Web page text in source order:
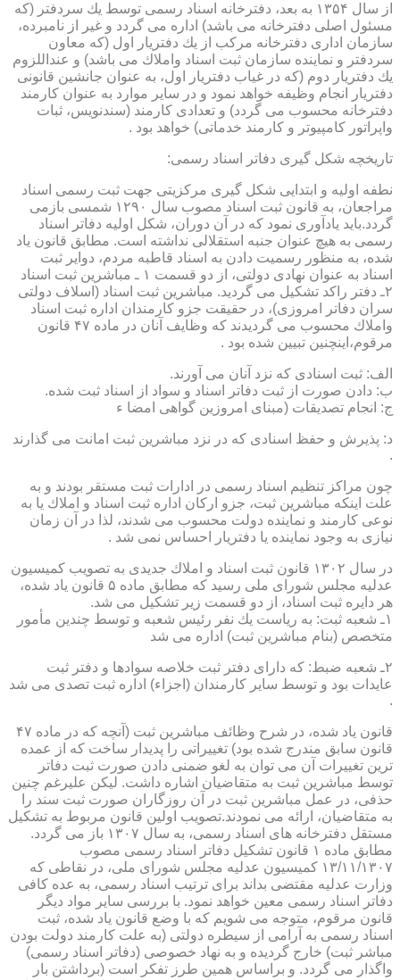
از سال ۱۳۵۴ به بعد، دفترخانه اسناد رسمی توسط یك سردفتر (كه
مسئول اصلی دفترخانه می باشد) اداره می گردد و غیر از نامبرده،
سازمان اداری دفترخانه مركب از یك دفتریار اول (كه معاون
سردفتر و نماینده سازمان ثبت اسناد واملاك می باشد) و عنداللزوم
یك دفتریار دوم (كه در غیاب دفتریار اول، به عنوان جانشین قانونی
دفتریار انجام وظیفه خواهد نمود و در سایر موارد به عنوان كارمند
دفترخانه محسوب می گردد) و تعدادی كارمند (سندنویس، ثبات
واپراتور كامپیوتر و كارمند خدماتی) خواهد بود .
تاریخچه شكل گیری دفاتر اسناد رسمی:
نطفه اولیه و ابتدایی شكل گیری مركزیتی جهت ثبت رسمی اسناد
مراجعان، به قانون ثبت اسناد مصوب سال ۱۲۹۰ شمسی بازمی
گردد.باید یادآوری نمود كه در آن دوران، شكل اولیه دفاتر اسناد
رسمی به هیچ عنوان جنبه استقلالی نداشته است. مطابق قانون یاد
شده، به منظور رسمیت دادن به اسناد قاطبه مردم، دوایر ثبت
اسناد به عنوان نهادی دولتی، از دو قسمت ۱ ـ مباشرین ثبت اسناد
۲ـ دفتر راكد تشكیل می گردید. مباشرین ثبت اسناد (اسلاف دولتی
سران دفاتر امروزی)، در حقیقت جزو كارمندان اداره ثبت اسناد
واملاك محسوب می گردیدند كه وظایف آنان در ماده ۴۷ قانون
مرقوم،اینچنین تبیین شده بود .
الف: ثبت اسنادی كه نزد آنان می آورند.
ب: دادن صورت از ثبت دفاتر اسناد و سواد از اسناد ثبت شده.
ج: انجام تصدیقات (مبنای امروزین گواهی امضا ء
د: پذیرش و حفظ اسنادی كه در نزد مباشرین ثبت امانت می گذارند
.
چون مراكز تنظیم اسناد رسمی در ادارات ثبت مستقر بودند و به
علت اینكه مباشرین ثبت، جزو اركان اداره ثبت اسناد و املاك یا به
نوعی كارمند و نماینده دولت محسوب می شدند، لذا در آن زمان
نیازی به وجود نماینده یا دفتریار احساس نمی شد .
در سال ۱۳۰۲ قانون ثبت اسناد و املاك جدیدی به تصویب كمیسیون
عدلیه مجلس شورای ملی رسید كه مطابق ماده ۵ قانون یاد شده،
هر دایره ثبت اسناد، از دو قسمت زیر تشكیل می شد.
۱ـ شعبه ثبت: به ریاست یك نفر رئیس شعبه و توسط چندین مأمور
متخصص (بنام مباشرین ثبت) اداره می شد
۲ـ شعبه ضبط: كه دارای دفتر ثبت خلاصه سوادها و دفتر ثبت
عایدات بود و توسط سایر كارمندان (اجزاء) اداره ثبت تصدی می شد
.
قانون یاد شده، در شرح وظائف مباشرین ثبت (آنچه كه در ماده ۴۷
قانون سابق مندرج شده بود) تغییراتی را پدیدار ساخت كه از عمده
ترین تغییرات آن می توان به لغو ضمنی دادن صورت ثبت دفاتر
توسط مباشرین ثبت به متقاضیان اشاره داشت. لیكن علیرغم چنین
حذفی، در عمل مباشرین ثبت در آن روزگاران صورت ثبت سند را
به متقاضیان، ارائه می نمودند.تصویب اولین قانون مربوط به تشكیل
مستقل دفترخانه های اسناد رسمی، به سال ۱۳۰۷ باز می گردد.
مطابق ماده ۱ قانون تشكیل دفاتر اسناد رسمی مصوب
۱۳/۱۱/۱۳۰۷ كمیسیون عدلیه مجلس شورای ملی، در نقاطی كه
وزارت عدلیه مقتضی بداند برای ترتیب اسناد رسمی، به عده كافی
دفاتر اسناد رسمی معین خواهد نمود. با بررسی سایر مواد دیگر
قانون مرقوم، متوجه می شویم كه با وضع قانون یاد شده، ثبت
اسناد رسمی به آرامی از سیطره دولتی (به علت كارمند دولت بودن
مباشر ثبت) خارج گردیده و به نهاد خصوصی (دفاتر اسناد رسمی)
واگذار می گردد. و براساس همین طرز تفكر است (برداشتن بار